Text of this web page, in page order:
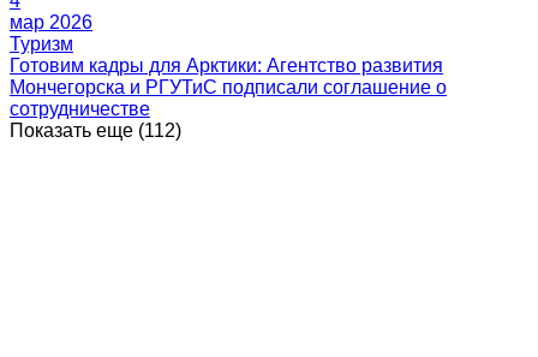
мар 2026
Показать еще (112)